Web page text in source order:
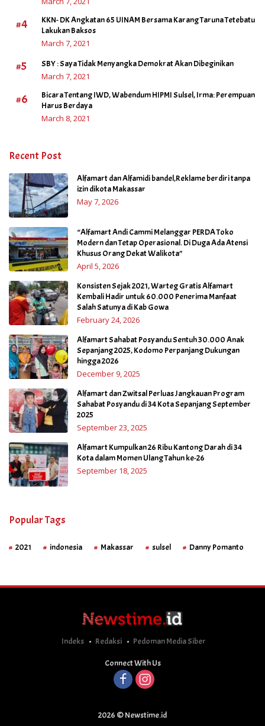
#4
KKN- DK Angkatan 65 UINAM Bersama Karang Taruna Tetebatu
Lakukan Baksos
March 7, 2021
#5 SBY : Saya Tidak Menyangka Demokrat Akan Dibeginikan
March 7, 2021
#6
Bicara Tentang IWD, Wabendum HIPMI Sulsel, Irma: Perempuan
Harus Berdaya
March 8, 2021
Recent Post
Alfamart dan Alfamidi bandel,Reklame berdiri tanpa
izin dikota Makassar
May 7, 2026
“Alfamart Andi Cammi Melanggar PERDA Toko
Modern dan Tetap Operasional. Di Duga Ada Atensi
Khusus Orang Dekat Walikota”
April 5, 2026
Konsisten Sejak 2021, Warteg Gratis Alfamart
Kembali Hadir untuk 60.000 Penerima Manfaat
Salah Satunya di Kab Gowa
February 24, 2026
Alfamart Sahabat Posyandu Sentuh 30.000 Anak
Sepanjang 2025, Kodomo Perpanjang Dukungan
hingga 2026
December 9, 2025
Alfamart dan Zwitsal Perluas Jangkauan Program
Sahabat Posyandu di 34 Kota Sepanjang September
2025
September 23, 2025
Alfamart Kumpulkan 26 Ribu Kantong Darah di 34
Kota dalam Momen Ulang Tahun ke-26
September 18, 2025
Popular Tags
2021 indonesia Makassar sulsel Danny Pomanto
Indeks Redaksi Pedoman Media Siber
Connect With Us
2026 © Newstime.id